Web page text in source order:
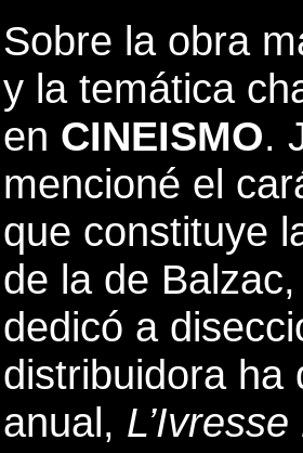
Sobre la obra
y la temática
en CINEISMO.
mencioné el
que constituye
de la de
dedicó a
distribuidora ha
anual,